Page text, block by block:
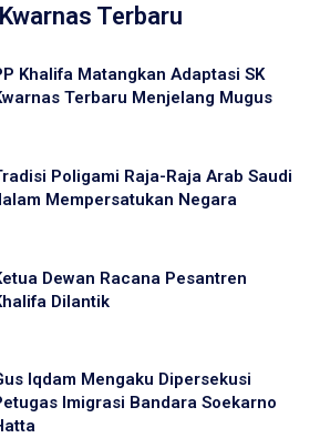
Terbaru
Khalifa Matangkan Adaptasi SK
Terbaru Menjelang Mugus
Poligami Raja-Raja Arab Saudi
Mempersatukan Negara
Dewan Racana Pesantren
Dilantik
Iqdam Mengaku Dipersekusi
Imigrasi Bandara Soekarno